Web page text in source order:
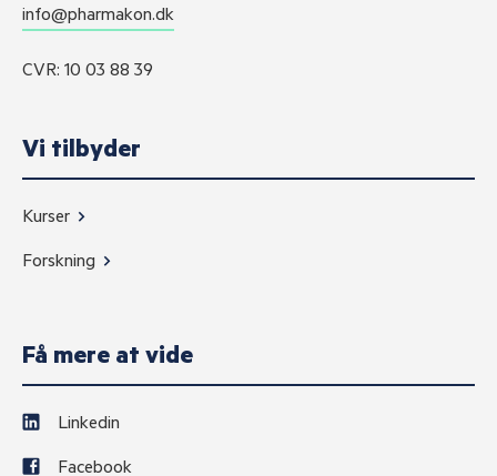
info@pharmakon.dk
CVR: 10 03 88 39
Vi tilbyder
Kurser
Forskning
Få mere at vide
Linkedin
Facebook